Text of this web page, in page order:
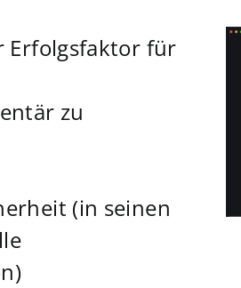
Erfolgsfaktor für
zu
(in seinen